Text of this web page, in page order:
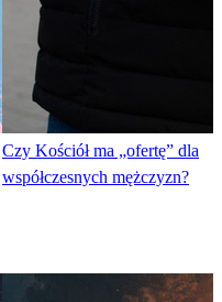
Czy Kościół ma „ofertę” dla
współczesnych mężczyzn?